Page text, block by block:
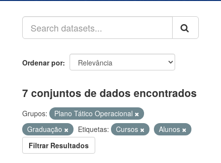
Ordenar por
7 conjuntos de dados encontrados
Grupos:
Plano Tático Operacional
Graduação
Etiquetas: Cursos
Alunos
Filtrar Resultados